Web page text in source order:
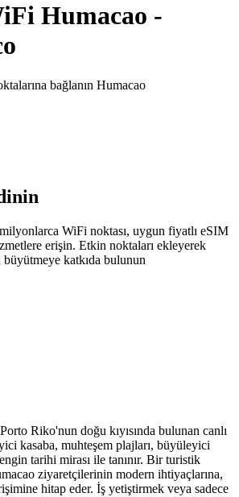
Humacao -
bağlanın Humacao
WiFi noktası, uygun fiyatlı eSIM
erişin. Etkin noktaları ekleyerek
katkıda bulunun
Riko'nun doğu kıyısında bulunan canlı
kasaba, muhteşem plajları, büyüleyici
tarihi mirası ile tanınır. Bir turistik
ziyaretçilerinin modern ihtiyaçlarına,
hitap eder. İş yetiştirmek veya sadece